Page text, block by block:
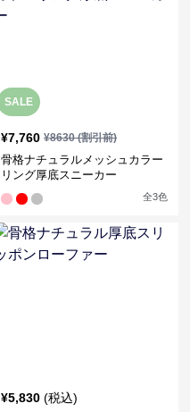
SALE
¥7,760 ¥8630(割引前)
骨格ナチュラルメッシュカラー
リング厚底スニーカー
全3色
¥5,830 (税込)